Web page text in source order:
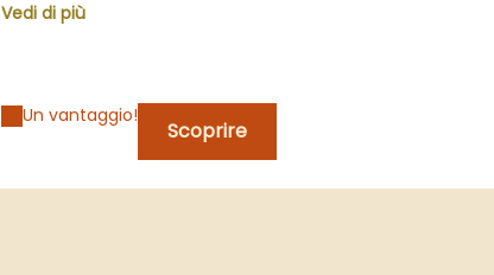
Provenza|
momento della prenotazione.
Vedi di più
Un vantaggio!
Scoprire